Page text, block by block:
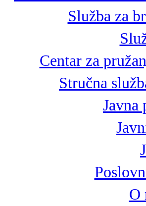
Služba za
Centar za
Stručna
Javna
O